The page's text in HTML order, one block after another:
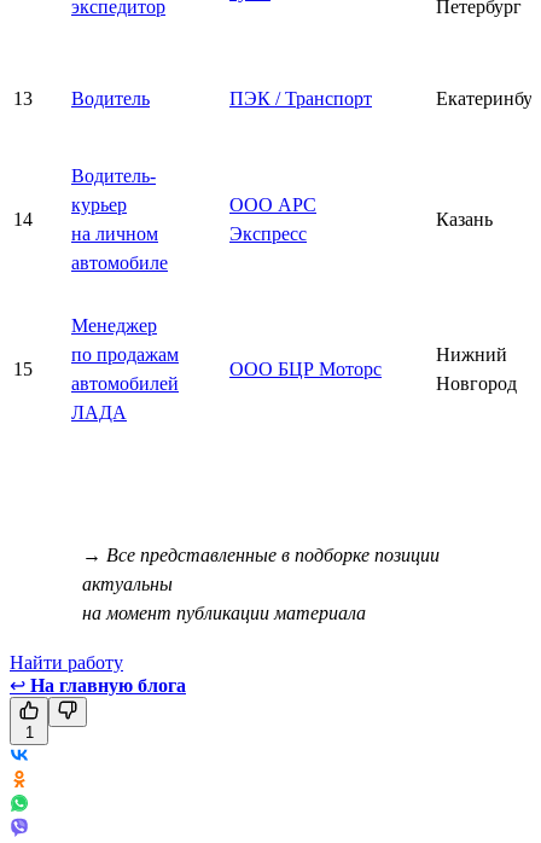
экспедитор Петербург
13 Водитель ПЭК / Транспорт
14
Водитель-
курьер
на личном
автомобиле
ООО АРС
Экспресс
Казань
15
Менеджер
по продажам
автомобилей
ЛАДА
ООО БЦР Моторс
Нижний
Новгород
→ Все представленные в подборке позиции
актуальны
на момент публикации материала
Найти работу
↩ На главную блога
1